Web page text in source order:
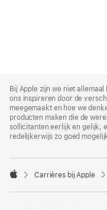
Footer
Bij Apple zijn we niet
ons inspireren door de
meegemaakt en hoe we
producten maken die de
sollicitanten eerlijk en gelijk,
redelijkerwijs zo goed

Carrières bij Apple